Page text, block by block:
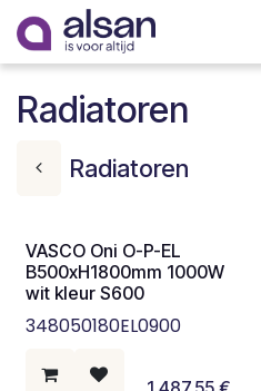
Overslaan naar inhoud
Radiatoren
Radiatoren
VASCO Oni O-P-EL
B500xH1800mm 1000W
wit kleur S600
348050180EL0900